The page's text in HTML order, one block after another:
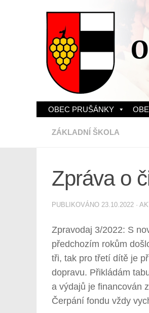
Skip to content
OBEC PRUŠÁNKY
ZÁKLADNÍ ŠKOLA
Zpráva o
PUBLIKOVÁNO 23.10.2022 ·
Zpravodaj 3/2022: S
předchozím rokům
tři, tak pro třetí dítě je
dopravu. Přikládám
a výdajů je financován
Čerpání fondu vždy